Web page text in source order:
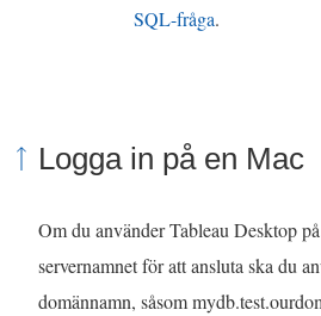
SQL-fråga.
Logga in på en Mac
Om du använder Tableau Desktop
servernamnet för att ansluta ska du
domännamn, såsom